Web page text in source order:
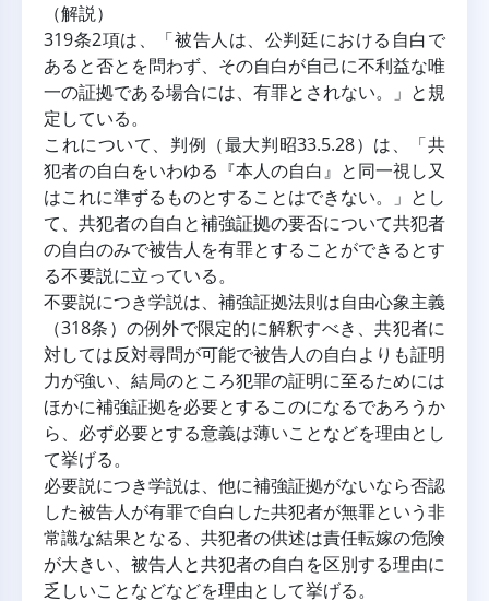
（解説）
319条2項は、「被告人は、公判廷における自白で
あると否とを問わず、その自白が自己に不利益な唯
一の証拠である場合には、有罪とされない。」と規
定している。
これについて、判例（最大判昭33.5.28）は、「共
犯者の自白をいわゆる『本人の自白』と同一視し又
はこれに準ずるものとすることはできない。」とし
て、共犯者の自白と補強証拠の要否について共犯者
の自白のみで被告人を有罪とすることができるとす
る不要説に立っている。
不要説につき学説は、補強証拠法則は自由心象主義
（318条）の例外で限定的に解釈すべき、共犯者に
対しては反対尋問が可能で被告人の自白よりも証明
力が強い、結局のところ犯罪の証明に至るためには
ほかに補強証拠を必要とするこのになるであろうか
ら、必ず必要とする意義は薄いことなどを理由とし
て挙げる。
必要説につき学説は、他に補強証拠がないなら否認
した被告人が有罪で自白した共犯者が無罪という非
常識な結果となる、共犯者の供述は責任転嫁の危険
が大きい、被告人と共犯者の自白を区別する理由に
乏しいことなどなどを理由として挙げる。